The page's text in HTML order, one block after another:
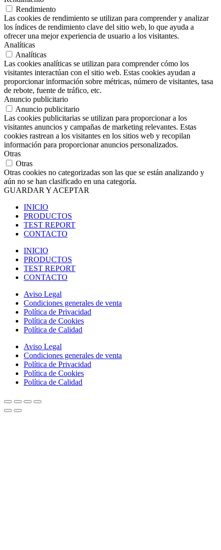
Rendimiento
Las cookies de rendimiento se utilizan para comprender y analizar
los índices de rendimiento clave del sitio web, lo que ayuda a
ofrecer una mejor experiencia de usuario a los visitantes.
Analíticas
Analíticas
Las cookies analíticas se utilizan para comprender cómo los
visitantes interactúan con el sitio web. Estas cookies ayudan a
proporcionar información sobre métricas, número de visitantes, tasa
de rebote, fuente de tráfico, etc.
Anuncio publicitario
Anuncio publicitario
Las cookies publicitarias se utilizan para proporcionar a los
visitantes anuncios y campañas de marketing relevantes. Estas
cookies rastrean a los visitantes en los sitios web y recopilan
información para proporcionar anuncios personalizados.
Otras
Otras
Otras cookies no categorizadas son las que se están analizando y
aún no se han clasificado en una categoría.
GUARDAR Y ACEPTAR
INICIO
PRODUCTOS
TEST REPORT
CONTACTO
INICIO
PRODUCTOS
TEST REPORT
CONTACTO
Aviso Legal
Condiciones generales de venta
Política de Privacidad
Política de Cookies
Política de Calidad
Aviso Legal
Condiciones generales de venta
Política de Privacidad
Política de Cookies
Política de Calidad